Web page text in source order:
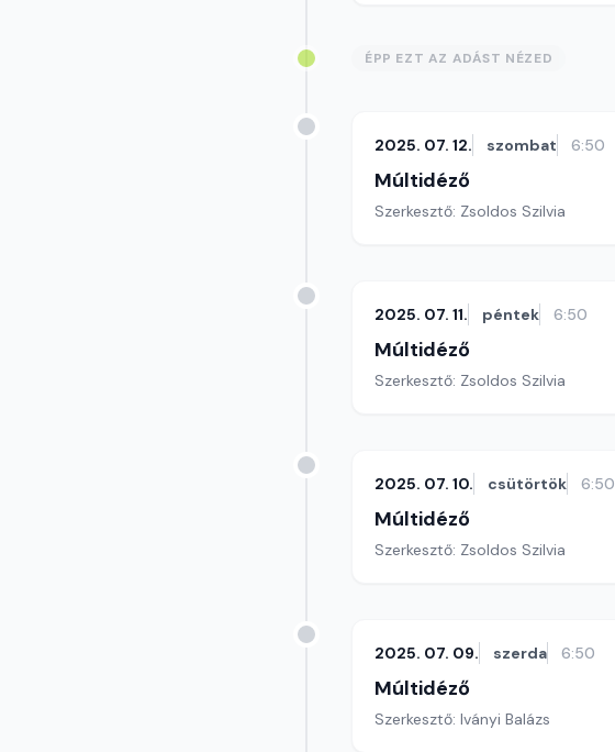
ÉPP EZT AZ ADÁST NÉZED
2025. 07. 12. szombat 6:50
Múltidéző
Szerkesztő: Zsoldos Szilvia
2025. 07. 11. péntek 6:50
Múltidéző
Szerkesztő: Zsoldos Szilvia
2025. 07. 10. csütörtök 6:50
Múltidéző
Szerkesztő: Zsoldos Szilvia
2025. 07. 09. szerda 6:50
Múltidéző
Szerkesztő: Iványi Balázs